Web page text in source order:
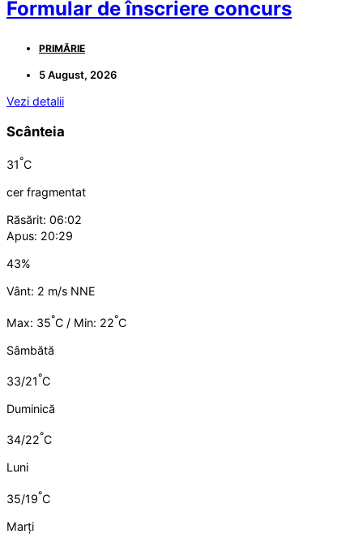
Formular de înscriere concurs
PRIMĂRIE
5 August, 2026
Vezi detalii
Scânteia
31°C
cer fragmentat
Răsărit: 06:02
Apus: 20:29
43%
Vânt: 2 m/s NNE
Max: 35°C / Min: 22°C
Sâmbătă
33/21°C
Duminică
34/22°C
Luni
35/19°C
Marți